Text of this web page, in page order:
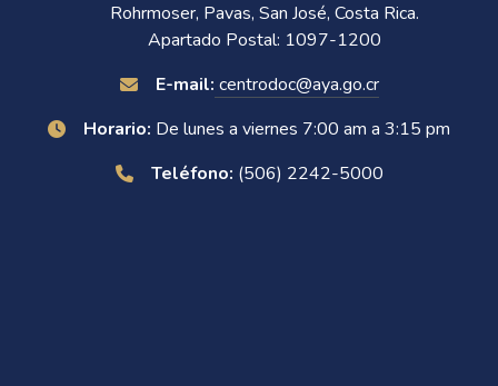
Rohrmoser, Pavas, San José, Costa Rica.
Apartado Postal: 1097-1200
E-mail: centrodoc@aya.go.cr
Horario: De lunes a viernes 7:00 am a 3:15 pm
Teléfono: (506) 2242-5000